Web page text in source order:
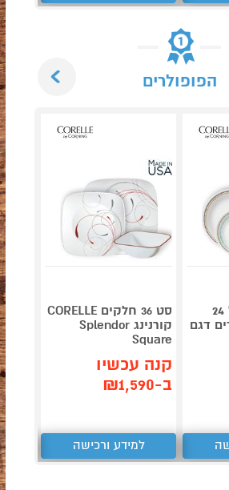
הפופולרים
סט צלחות קורל 24
דגם
סט 36 חלקים CORELLE
קורנינג Splendor
Square
קנה עכשיו
ב-₪1,590
למידע ורכישה